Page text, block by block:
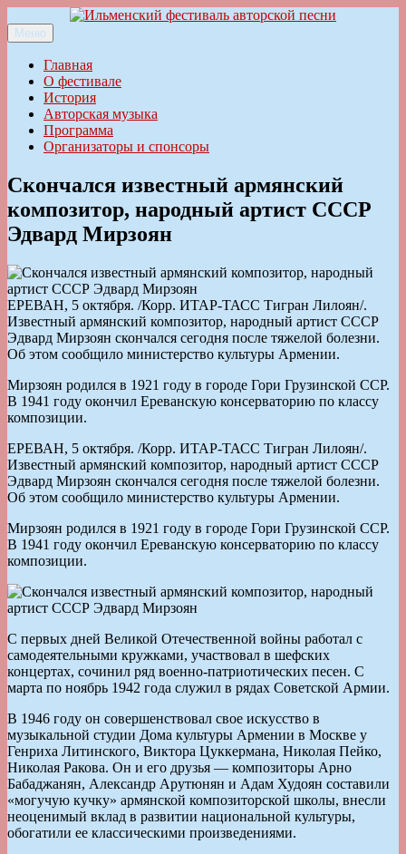
к
содержимому
Ильменский фестиваль авторской песни
Меню
Главная
О фестивале
История
Авторская музыка
Программа
Организаторы и спонсоры
Скончался известный армянский
композитор, народный артист СССР
Эдвард Мирзоян
ЕРЕВАН, 5 октября. /Корр. ИТАР-ТАСС Тигран Лилоян/.
Известный армянский композитор, народный артист СССР
Эдвард Мирзоян скончался сегодня после тяжелой болезни.
Об этом сообщило министерство культуры Армении.
Мирзоян родился в 1921 году в городе Гори Грузинской ССР.
В 1941 году окончил Ереванскую консерваторию по классу
композиции.
ЕРЕВАН, 5 октября. /Корр. ИТАР-ТАСС Тигран Лилоян/.
Известный армянский композитор, народный артист СССР
Эдвард Мирзоян скончался сегодня после тяжелой болезни.
Об этом сообщило министерство культуры Армении.
Мирзоян родился в 1921 году в городе Гори Грузинской ССР.
В 1941 году окончил Ереванскую консерваторию по классу
композиции.
С первых дней Великой Отечественной войны работал с
самодеятельными кружками, участвовал в шефских
концертах, сочинил ряд военно-патриотических песен. С
марта по ноябрь 1942 года служил в рядах Советской Армии.
В 1946 году он совершенствовал свое искусство в
музыкальной студии Дома культуры Армении в Москве у
Генриха Литинского, Виктора Цуккермана, Николая Пейко,
Николая Ракова. Он и его друзья — композиторы Арно
Бабаджанян, Александр Арутюнян и Адам Худоян составили
«могучую кучку» армянской композиторской школы, внесли
неоценимый вклад в развитии национальной культуры,
обогатили ее классическими произведениями.